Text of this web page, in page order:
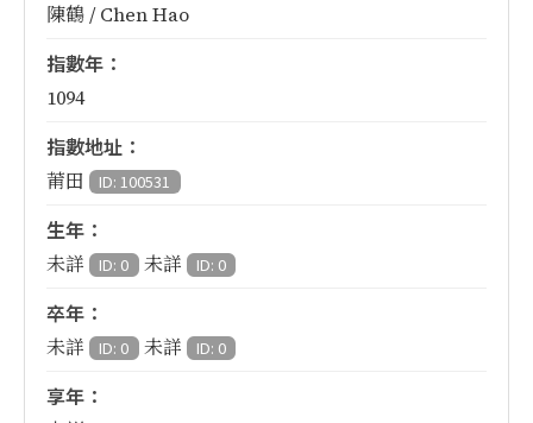
陳鶴 / Chen Hao
指數年：
1094
指數地址：
莆田 ID: 100531
生年：
未詳 ID: 0 未詳 ID: 0
卒年：
未詳 ID: 0 未詳 ID: 0
享年：